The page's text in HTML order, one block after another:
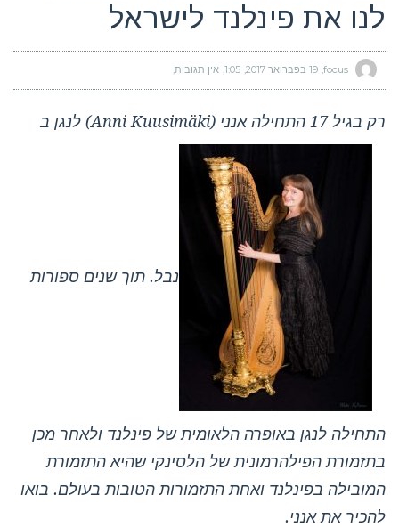
לנו את פינלנד לישראל
19 בפברואר 2017 1:05 אין תגובות
רק בגיל 17 התחילה אנני (Anni Kuusimäki) לנגן ב
נבל. תוך שנים ספורות
התחילה לנגן באופרה הלאומית של פינלנד ולאחר מכן
בתזמורת הפילהרמונית של הלסינקי שהיא התזמורת
המובילה בפינלנד ואחת התזמורות הטובות בעולם. בואו
להכיר את אנני.